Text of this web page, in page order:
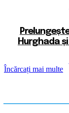
Hurghada
Încărcați mai multe